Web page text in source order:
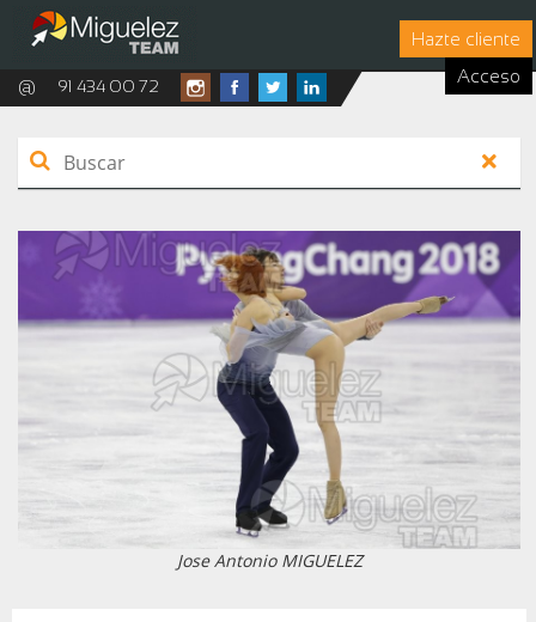
Hazte cliente
Acceso
@ 91 434 00 72
Jose Antonio MIGUELEZ